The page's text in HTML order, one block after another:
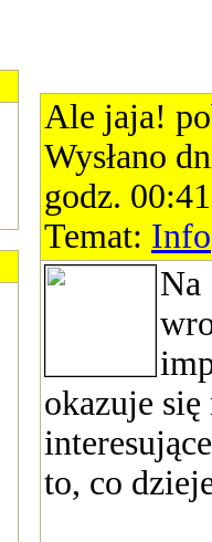
Ale jaja!
Wysłano
godz.
Temat: Info
Na
okazuje
to, co